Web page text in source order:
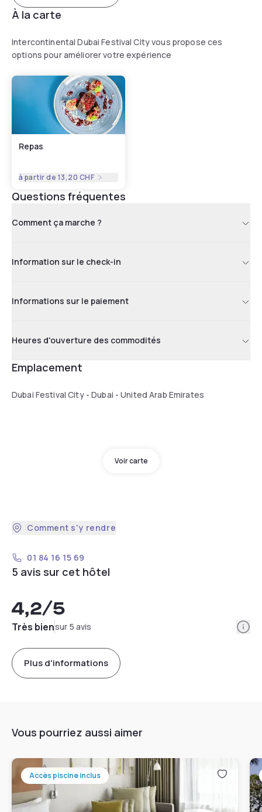
À la carte
Intercontinental Dubai Festival City vous propose ces
options pour améliorer votre expérience
Repas
à partir de 13,20 CHF
Questions fréquentes
Comment ça marche ?
Information sur le check-in
Informations sur le paiement
Heures d'ouverture des commodités
Emplacement
Dubai Festival City - Dubai - United Arab Emirates
Voir carte
Comment s'y rendre
01 84 16 15 69
5 avis sur cet hôtel
4,2/5
Très biensur 5 avis
Plus d'informations
Vous pourriez aussi aimer
Accès piscine inclus